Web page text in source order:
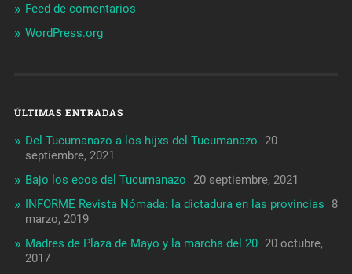
Feed de comentarios
WordPress.org
ÚLTIMAS ENTRADAS
Del Tucumanazo a los hijxs del Tucumanazo
20
septiembre, 2021
Bajo los ecos del Tucumanazo
20 septiembre, 2021
INFORME Revista Nómada: la dictadura en las provincias
8
marzo, 2019
Madres de Plaza de Mayo y la marcha del 20 20 octubre,
2017